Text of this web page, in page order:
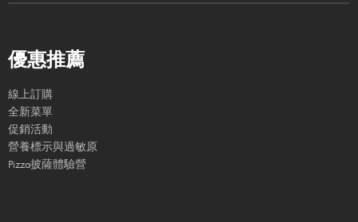
優惠推薦
線上訂購
全新菜單
促銷活動
營養標示與過敏原
Pizza披薩體驗營